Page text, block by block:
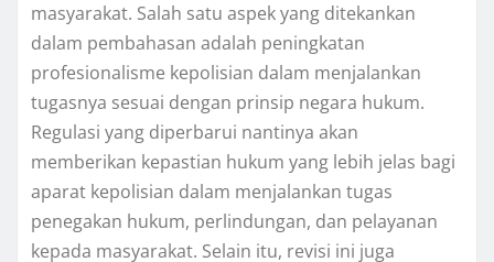
masyarakat. Salah satu aspek yang ditekankan
dalam pembahasan adalah peningkatan
profesionalisme kepolisian dalam menjalankan
tugasnya sesuai dengan prinsip negara hukum.
Regulasi yang diperbarui nantinya akan
memberikan kepastian hukum yang lebih jelas bagi
aparat kepolisian dalam menjalankan tugas
penegakan hukum, perlindungan, dan pelayanan
kepada masyarakat. Selain itu, revisi ini juga